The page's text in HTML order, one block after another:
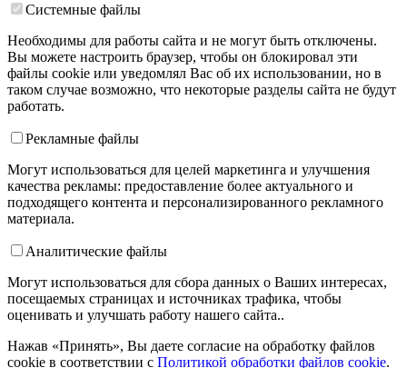
Системные файлы
Необходимы для работы сайта и не могут быть отключены.
Вы можете настроить браузер, чтобы он блокировал эти
файлы cookie или уведомлял Вас об их использовании, но в
таком случае возможно, что некоторые разделы сайта не будут
работать.
Рекламные файлы
Могут использоваться для целей маркетинга и улучшения
качества рекламы: предоставление более актуального и
подходящего контента и персонализированного рекламного
материала.
Аналитические файлы
Могут использоваться для сбора данных о Ваших интересах,
посещаемых страницах и источниках трафика, чтобы
оценивать и улучшать работу нашего сайта..
Нажав «Принять», Вы даете согласие на обработку файлов
cookie в соответствии с Политикой обработки файлов cookie.